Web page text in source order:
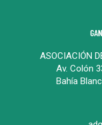
ASOCIACIÓN
Av. Colón
Bahía